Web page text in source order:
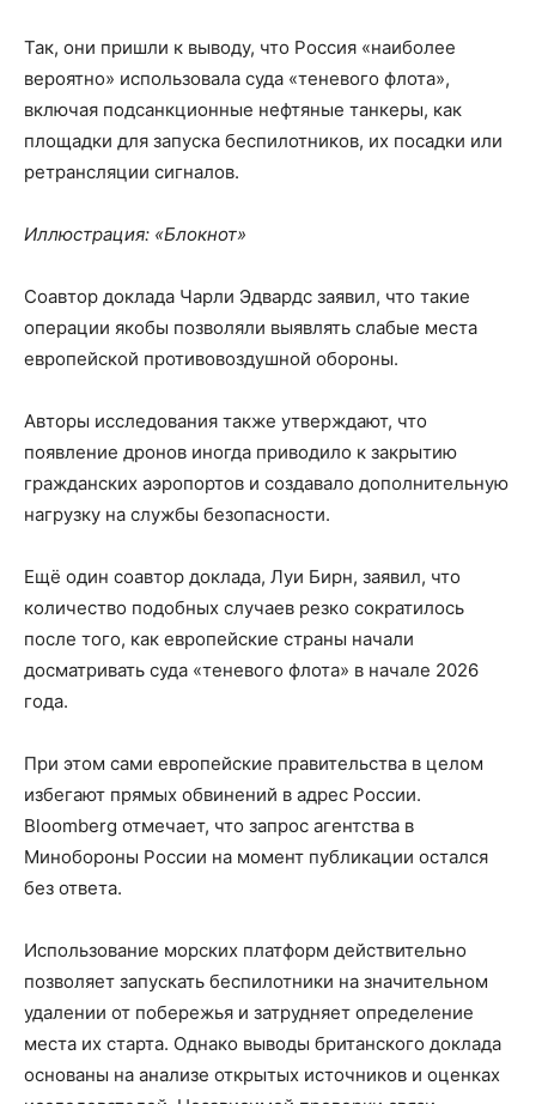
Так, они пришли к выводу, что Россия «наиболее
вероятно» использовала суда «теневого флота»,
включая подсанкционные нефтяные танкеры, как
площадки для запуска беспилотников, их посадки или
ретрансляции сигналов.
Иллюстрация: «Блокнот»
Соавтор доклада Чарли Эдвардс заявил, что такие
операции якобы позволяли выявлять слабые места
европейской противовоздушной обороны.
Авторы исследования также утверждают, что
появление дронов иногда приводило к закрытию
гражданских аэропортов и создавало дополнительную
нагрузку на службы безопасности.
Ещё один соавтор доклада, Луи Бирн, заявил, что
количество подобных случаев резко сократилось
после того, как европейские страны начали
досматривать суда «теневого флота» в начале 2026
года.
При этом сами европейские правительства в целом
избегают прямых обвинений в адрес России.
Bloomberg отмечает, что запрос агентства в
Минобороны России на момент публикации остался
без ответа.
Использование морских платформ действительно
позволяет запускать беспилотники на значительном
удалении от побережья и затрудняет определение
места их старта. Однако выводы британского доклада
основаны на анализе открытых источников и оценках